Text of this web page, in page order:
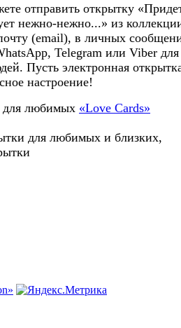
отправить открытку
нежно-нежно...» из
(email), в личных
Telegram или Viber для
Пусть электронная
настроение!
любимых «Love Cards»
для любимых и близких,